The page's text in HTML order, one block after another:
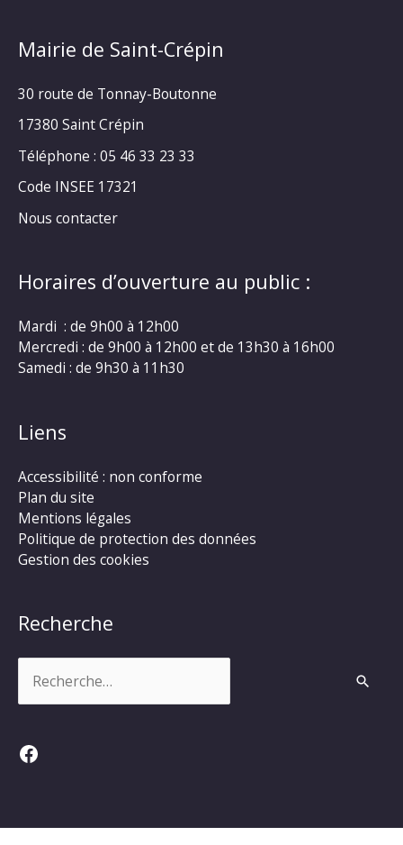
Mairie de Saint-Crépin
30 route de Tonnay-Boutonne
17380 Saint Crépin
Téléphone : 05 46 33 23 33
Code INSEE 17321
Nous contacter
Horaires d’ouverture au public :
Mardi : de 9h00 à 12h00
Mercredi : de 9h00 à 12h00 et de 13h30 à 16h00
Samedi : de 9h30 à 11h30
Liens
Accessibilité : non conforme
Plan du site
Mentions légales
Politique de protection des données
Gestion des cookies
Recherche
Facebook